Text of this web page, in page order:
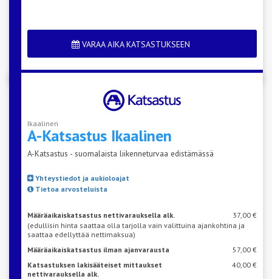
VARAA AIKA KATSASTUKSEEN
Ikaalinen
A-Katsastus Ikaalinen
A-Katsastus - suomalaista liikenneturvaa edistämässä
Yhteystiedot ja aukioloajat
Tietoa arvosteluista
Määräaikaiskatsastus nettivarauksella alk.
37,00 €
(edullisin hinta saattaa olla tarjolla vain valittuina ajankohtina ja
saattaa edellyttää nettimaksua)
Määräaikaiskatsastus ilman ajanvarausta
57,00 €
Katsastuksen lakisääteiset mittaukset
nettivarauksella alk.
40,00 €